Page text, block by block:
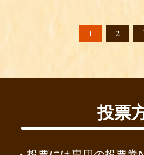
Splash MayoSwordby
1 2
投票